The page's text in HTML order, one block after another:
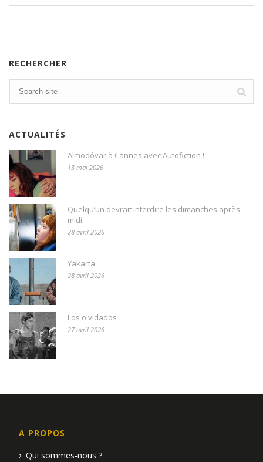
RECHERCHER
ACTUALITÉS
Almodóvar à Cannes avec Autofiction !
13 mai 2026
Quelqu’un devrait interdire les dimanches après-
midi
28 avril 2026
Yakarta
28 avril 2026
Los olvidados
27 avril 2026
A PROPOS
Qui sommes-nous ?